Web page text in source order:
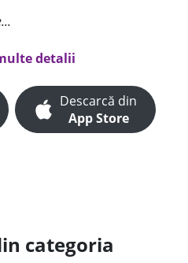
detalii
Descarcă din
App Store
categoria